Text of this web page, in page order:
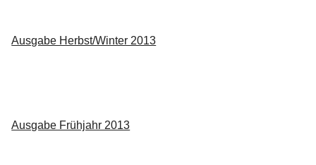
Ausgabe Herbst/Winter 2013
Ausgabe Frühjahr 2013